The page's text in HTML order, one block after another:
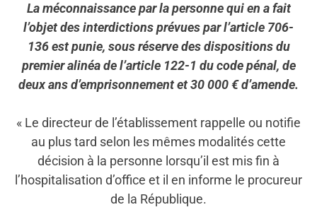
La méconnaissance par la personne qui en a fait
l’objet des interdictions prévues par l’article 706-
136 est punie, sous réserve des dispositions du
premier alinéa de l’article 122-1 du code pénal, de
deux ans d’emprisonnement et 30 000 € d’amende.
« Le directeur de l’établissement rappelle ou notifie
au plus tard selon les mêmes modalités cette
décision à la personne lorsqu’il est mis fin à
l’hospitalisation d’office et il en informe le procureur
de la République.